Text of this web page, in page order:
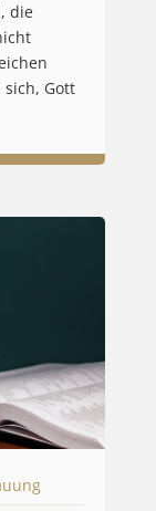
die
sich, Gott